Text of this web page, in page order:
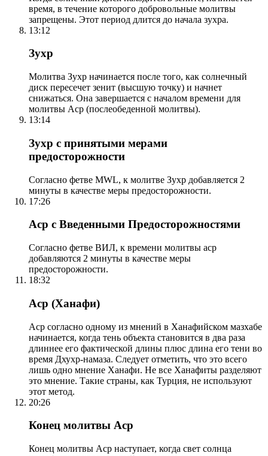
время, в течение которого добровольные молитвы
запрещены. Этот период длится до начала зухра.
13:12
Зухр
Молитва Зухр начинается после того, как солнечный
диск пересечет зенит (высшую точку) и начнет
снижаться. Она завершается с началом времени для
молитвы Аср (послеобеденной молитвы).
13:14
Зухр с принятыми мерами
предосторожности
Согласно фетве MWL, к молитве Зухр добавляется 2
минуты в качестве меры предосторожности.
17:26
Аср с Введенными Предосторожностями
Согласно фетве ВИЛ, к времени молитвы аср
добавляются 2 минуты в качестве меры
предосторожности.
18:32
Аср (Ханафи)
Аср согласно одному из мнений в Ханафийском мазхабе
начинается, когда тень объекта становится в два раза
длиннее его фактической длины плюс длина его тени во
время Дхухр-намаза. Следует отметить, что это всего
лишь одно мнение Ханафи. Не все Ханафиты разделяют
это мнение. Такие страны, как Турция, не используют
этот метод.
20:26
Конец молитвы Аср
Конец молитвы Аср наступает, когда свет солнца